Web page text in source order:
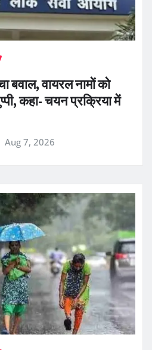
बवाल, वायरल नामों को
कहा- चयन प्रक्रिया में
Aug 7, 2026